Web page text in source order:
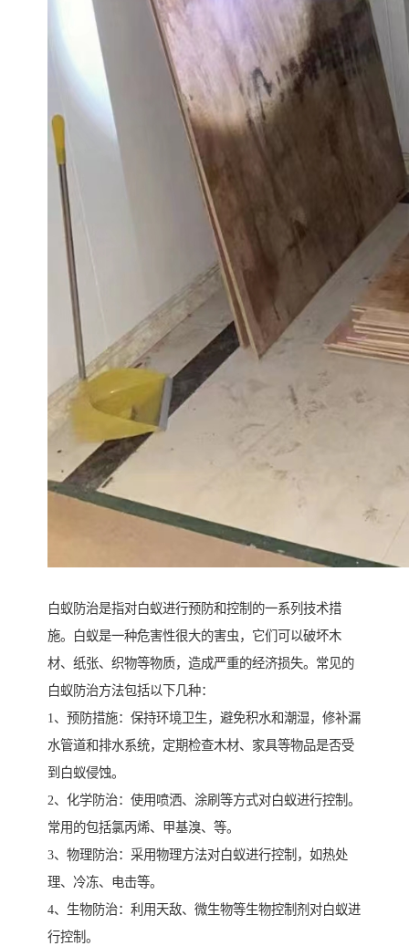
白蚁防治是指对白蚁进行预防和控制的一系列技术措
施。白蚁是一种危害性很大的害虫，它们可以破坏木
材、纸张、织物等物质，造成严重的经济损失。常见的
白蚁防治方法包括以下几种：
1、预防措施：保持环境卫生，避免积水和潮湿，修补漏
水管道和排水系统，定期检查木材、家具等物品是否受
到白蚁侵蚀。
2、化学防治：使用喷洒、涂刷等方式对白蚁进行控制。
常用的包括氯丙烯、甲基溴、等。
3、物理防治：采用物理方法对白蚁进行控制，如热处
理、冷冻、电击等。
4、生物防治：利用天敌、微生物等生物控制剂对白蚁进
行控制。